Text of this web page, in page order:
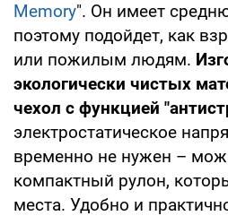
Memory". Он имеет
поэтому подойдет, как
или пожилым людям.
экологически чистых
чехол с функцией
электростатическое
временно не нужен –
компактный рулон,
места. Удобно и